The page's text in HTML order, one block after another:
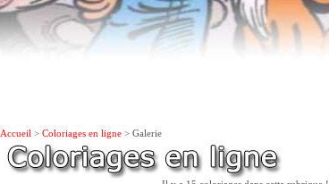
Accueil > Coloriages en ligne> Galerie